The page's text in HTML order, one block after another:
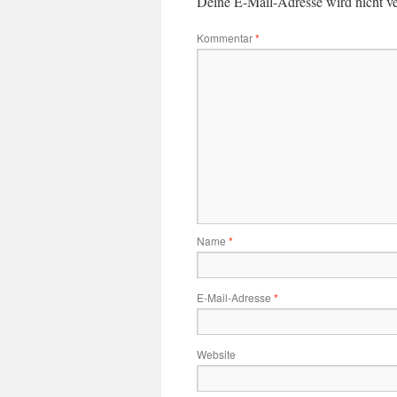
Kommentar*
Name *
E-Mail-Adresse *
Website